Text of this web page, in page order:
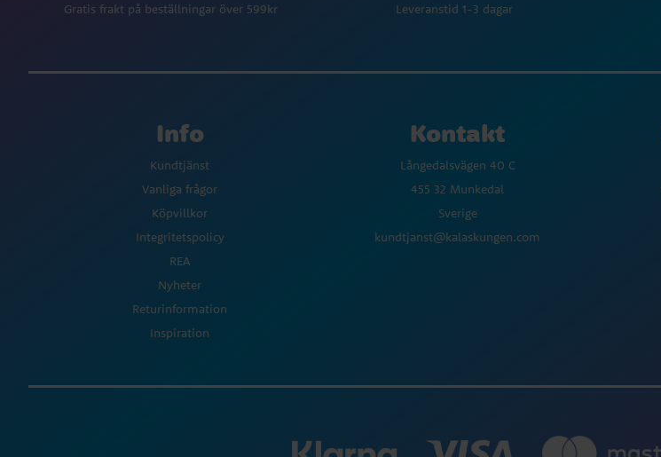
Gratis frakt på beställningar över 599kr Leveranstid 1-3 dagar
Info
Kundtjänst
Vanliga frågor
Köpvillkor
Integritetspolicy
REA
Nyheter
Returinformation
Inspiration
Kontakt
Långedalsvägen 40 C
455 32 Munkedal
Sverige
kundtjanst@kalaskungen.com